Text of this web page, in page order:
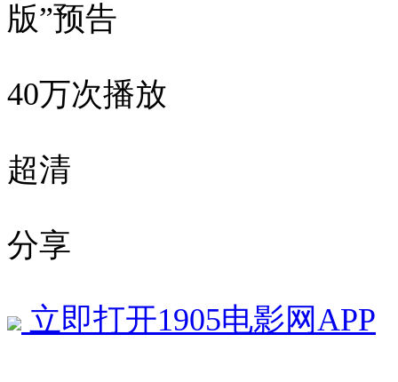
版”预告
40万次播放
超清
分享
立即打开1905电影网APP